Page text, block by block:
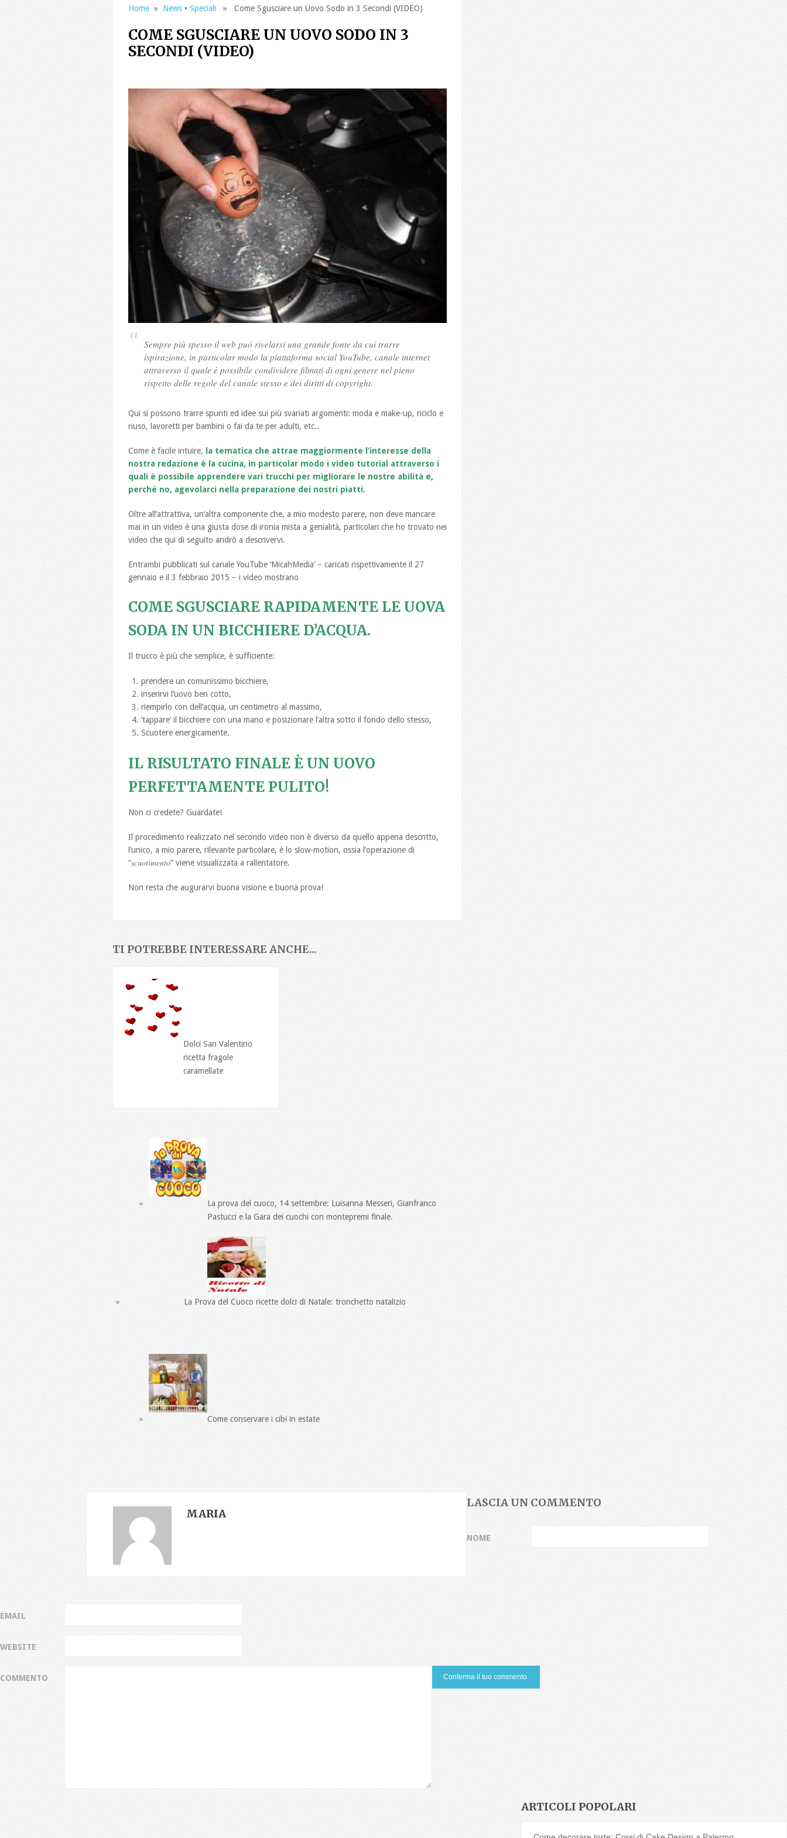
Home» News• Speciali » Come Sgusciare un Uovo Sodo in 3 Secondi (VIDEO)
COME SGUSCIARE UN UOVO SODO IN 3
SECONDI (VIDEO)
Sempre più spesso il web può rivelarsi una grande fonte da cui trarre
ispirazione, in particolar modo la piattaforma social YouTube, canale internet
attraverso il quale è possibile condividere filmati di ogni genere nel pieno
rispetto delle regole del canale stesso e dei diritti di copyright.
Qui si possono trarre spunti ed idee sui più svariati argomenti: moda e make-up, riciclo e
riuso, lavoretti per bambini o fai da te per adulti, etc..
Come è facile intuire, la tematica che attrae maggiormente l’interesse della
nostra redazione è la cucina, in particolar modo i video tutorial attraverso i
quali è possibile apprendere vari trucchi per migliorare le nostre abilità e,
perché no, agevolarci nella preparazione dei nostri piatti.
Oltre all’attrattiva, un’altra componente che, a mio modesto parere, non deve mancare
mai in un video è una giusta dose di ironia mista a genialità, particolari che ho trovato nei
video che qui di seguito andrò a descrivervi.
Entrambi pubblicati sul canale YouTube ‘MicahMedia’ – caricati rispettivamente il 27
gennaio e il 3 febbraio 2015 – i video mostrano
COME SGUSCIARE RAPIDAMENTE LE UOVA
SODA IN UN BICCHIERE D’ACQUA.
Il trucco è più che semplice, è sufficiente:
prendere un comunissimo bicchiere,
inserirvi l’uovo ben cotto,
riempirlo con dell’acqua, un centimetro al massimo,
‘tappare’ il bicchiere con una mano e posizionare l’altra sotto il fondo dello stesso,
Scuotere energicamente.
IL RISULTATO FINALE È UN UOVO
PERFETTAMENTE PULITO!
Non ci credete? Guardate!
Il procedimento realizzato nel secondo video non è diverso da quello appena descritto,
l’unico, a mio parere, rilevante particolare, è lo slow-motion, ossia l’operazione di
“scuotimento” viene visualizzata a rallentatore.
Non resta che augurarvi buona visione e buona prova!
TI POTREBBE INTERESSARE ANCHE...
Dolci San Valentino
ricetta fragole
caramellate
La prova del cuoco, 14 settembre: Luisanna Messeri, Gianfranco
Pastucci e la Gara dei cuochi con montepremi finale.
La Prova del Cuoco ricette dolci di Natale: tronchetto natalizio
Come conservare i cibi in estate
MARIA
LASCIA UN COMMENTO
NOME
EMAIL
WEBSITE
COMMENTO
ARTICOLI POPOLARI